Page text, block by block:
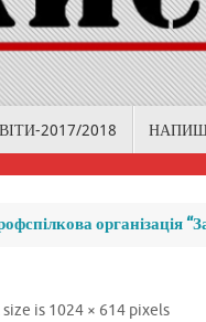
2017/2018
організація
is 1024 × 614 pixels